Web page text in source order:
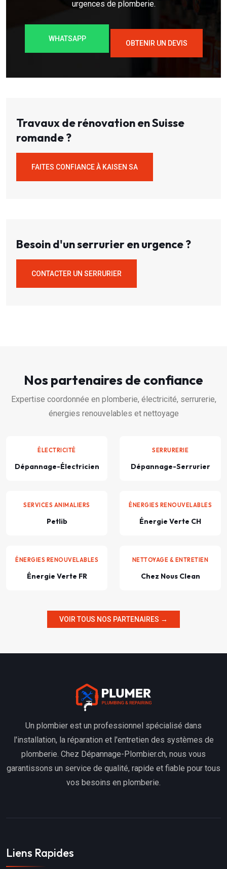
urgences de plomberie.
WHATSAPP
OBTENIR UN DEVIS
Travaux de rénovation en Suisse
romande ?
FAITES CONFIANCE À KAISEN SA
Besoin d'un serrurier en urgence ?
CONTACTER UN SERRURIER
Nos partenaires de confiance
Expertise coordonnée en plomberie, électricité, serrurerie,
énergies renouvelables et nettoyage
ÉLECTRICITÉ
Dépannage-Électricien
SERRURERIE
Dépannage-Serrurier
SERVICES ANIMALIERS
Petlib
ÉNERGIES RENOUVELABLES
Énergie Verte CH
ÉNERGIES RENOUVELABLES
Énergie Verte FR
NETTOYAGE & ENTRETIEN
Chez Nous Clean
VOIR TOUS NOS PARTENAIRES →
Un plombier est un professionnel spécialisé dans
l'installation, la réparation et l'entretien des systèmes de
plomberie. Chez Dépannage-Plombier.ch, nous vous
garantissons un service de qualité, rapide et fiable pour tous
vos besoins en plomberie.
Liens Rapides